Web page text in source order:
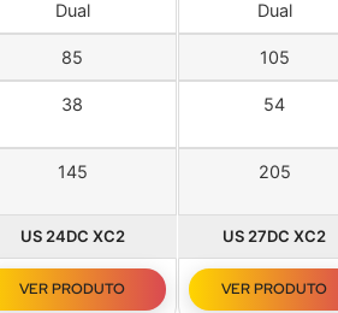
Dual Dual
85 105
38 54
145 205
US 24DC XC2 US 27DC XC2
VER PRODUTO VER PRODUTO